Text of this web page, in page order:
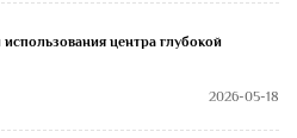
центра глубокой
2026-05-18